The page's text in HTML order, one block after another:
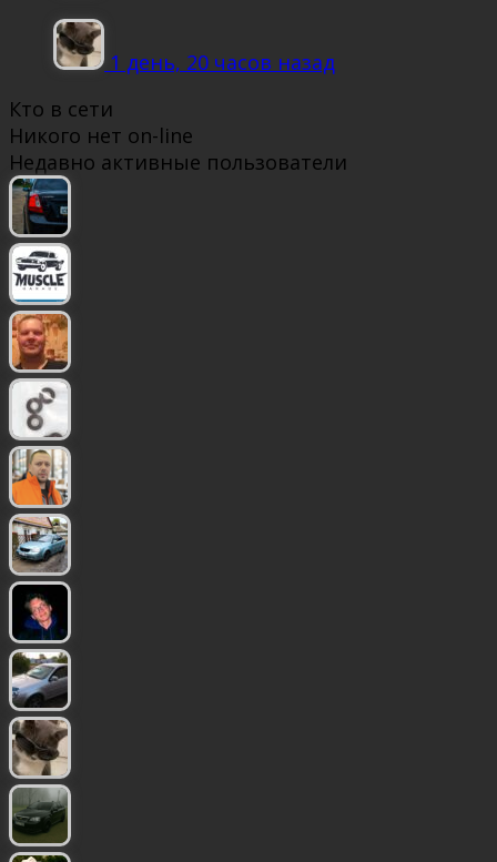
1 день, 20 часов назад
Кто в сети
Никого нет on-line
Недавно активные пользователи